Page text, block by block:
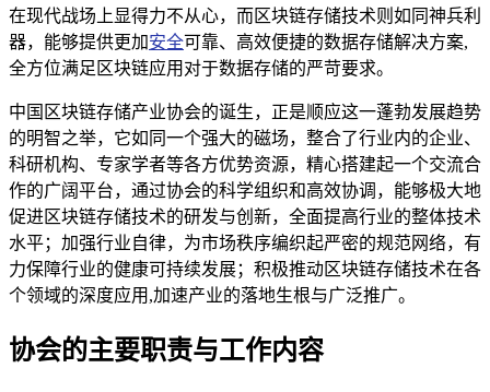
在现代战场上显得力不从心，而区块链存储技术则如同神兵利
器，能够提供更加安全可靠、高效便捷的数据存储解决方案,
全方位满足区块链应用对于数据存储的严苛要求。
中国区块链存储产业协会的诞生，正是顺应这一蓬勃发展趋势
的明智之举，它如同一个强大的磁场，整合了行业内的企业、
科研机构、专家学者等各方优势资源，精心搭建起一个交流合
作的广阔平台，通过协会的科学组织和高效协调，能够极大地
促进区块链存储技术的研发与创新，全面提高行业的整体技术
水平；加强行业自律，为市场秩序编织起严密的规范网络，有
力保障行业的健康可持续发展；积极推动区块链存储技术在各
个领域的深度应用,加速产业的落地生根与广泛推广。
协会的主要职责与工作内容